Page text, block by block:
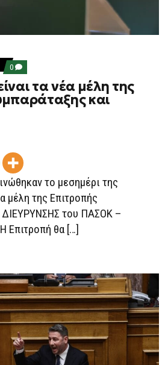
0 COMMENTS
ON
ΠΑΣΟΚ:
ΑΥΤΆ
ΕΊΝΑΙ
ΣΥΜΠΑΡΆΤΑΞΗΣ
ΚΑΙ
ΔΙΕΎΡΥΝΣΗΣ”
τα νέα μέλη της
και
το μεσημέρι της
μέλη της Επιτροπής
του ΠΑΣΟΚ –
Επιτροπή θα […]